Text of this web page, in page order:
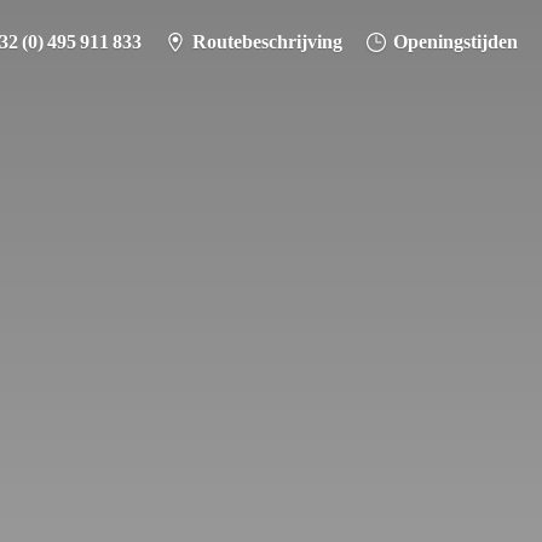
(0) 495 911 833 Routebeschrijving Openingstijden